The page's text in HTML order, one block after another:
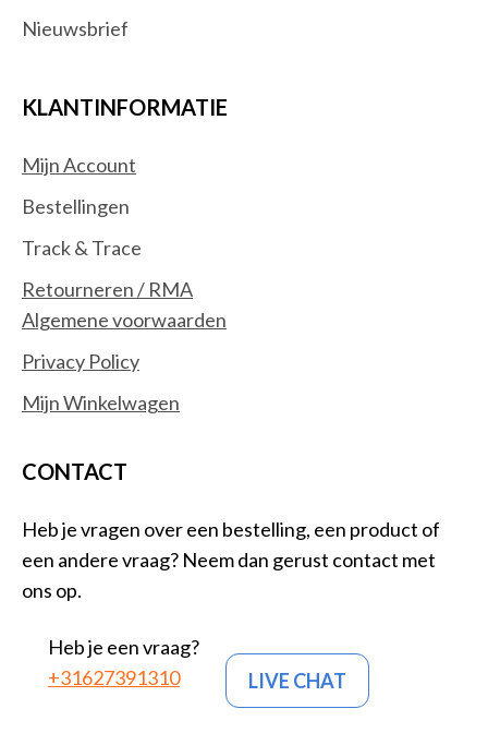
Nieuwsbrief
KLANTINFORMATIE
Mijn Account
Bestellingen
Track & Trace
Retourneren / RMA
Algemene voorwaarden
Privacy Policy
Mijn Winkelwagen
CONTACT
Heb je vragen over een bestelling, een product of
een andere vraag? Neem dan gerust contact met
ons op.
Heb je een vraag?
+31627391310
LIVE CHAT